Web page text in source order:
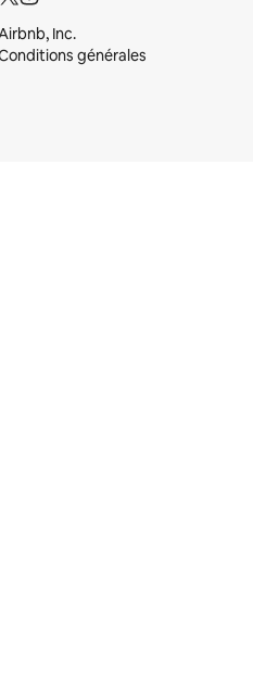
Inc.
générales